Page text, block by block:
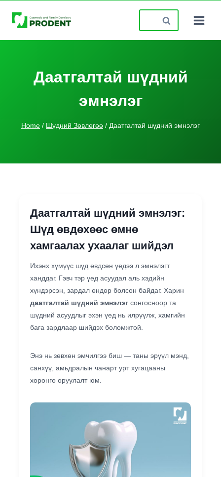
Search
for:
Даатгалтай шүдний
эмнэлэг
Home / Шүдний Зөвлөгөө / Даатгалтай шүдний эмнэлэг
Даатгалтай шүдний эмнэлэг:
Шүд өвдөхөөс өмнө
хамгаалах ухаалаг шийдэл
Ихэнх хүмүүс шүд өвдсөн үедээ л эмнэлэгт
ханддаг. Гэвч тэр үед асуудал аль хэдийн
хүндэрсэн, зардал өндөр болсон байдаг. Харин
даатгалтай шүдний эмнэлэг сонгосноор та
шүдний асуудлыг эхэн үед нь илрүүлж, хамгийн
бага зардлаар шийдэх боломжтой.
Энэ нь зөвхөн эмчилгээ биш — таны эрүүл мэнд,
санхүү, амьдралын чанарт урт хугацааны
хөрөнгө оруулалт юм.